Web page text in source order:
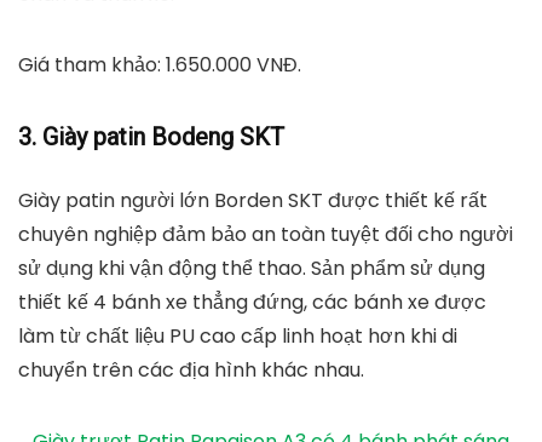
Combo Giày Trượt Patin Bánh Cao Su Phát Sáng Gro
Tăng Giảm Size Chính Hãng Đại Nam Sport + Kèm
1.000.000₫
TỚI NƠI BÁN
Ngoài ra, Skates World X7 tích hợp sẵn dây giày bắt
chéo nhau tạo cảm giác ôm sát bàn chân, bảo vệ
bàn chân tối đa và tránh các chấn thương cho bàn
chân. Bánh xe là bánh chuối nên khi di chuyển sẽ
làm bằng thép không gỉ giúp hỗ trợ tối ưu cho phần